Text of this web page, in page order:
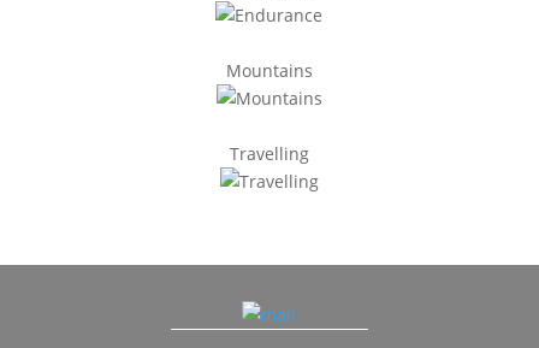
Mountains
Travelling